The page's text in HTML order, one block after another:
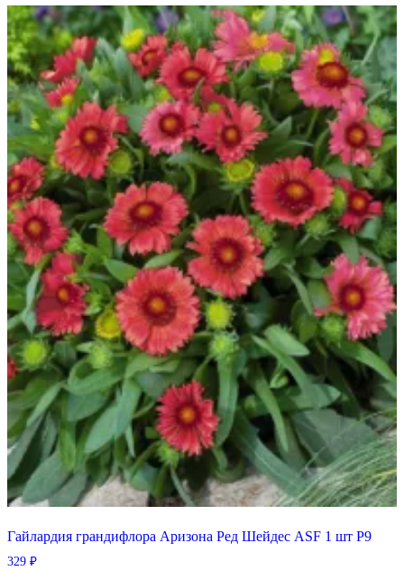
Гайлардия грандифлора Аризона Ред Шейдес ASF 1 шт Р9
329 ₽